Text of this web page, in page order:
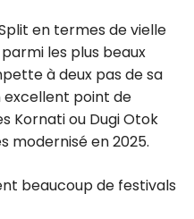
en termes de vielle
les plus beaux
à deux pas de sa
excellent point de
Kornati ou Dugi Otok
modernisé en 2025.
beaucoup de festivals